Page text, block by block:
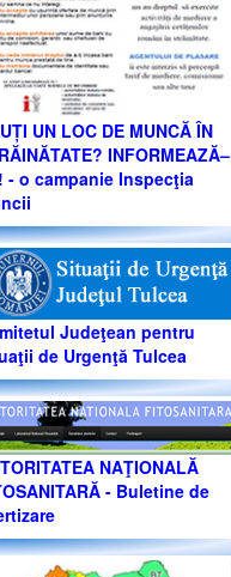
UN LOC DE MUNCĂ ÎN
INFORMEAZĂ–
- o campanie Inspecţia
Judeţean pentru
de Urgenţă Tulcea
NAŢIONALĂ
- Buletine de